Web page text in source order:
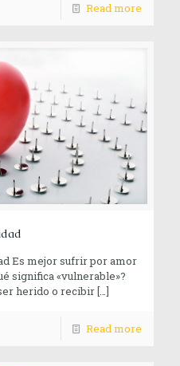
Read more
Es mejor sufrir por amor
significa «vulnerable»?
herido o recibir […]
Read more